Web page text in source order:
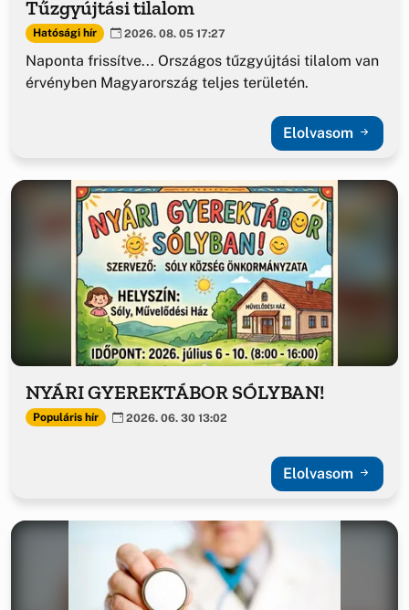
Tűzgyújtási tilalom
Hatósági hír 2026. 08. 05 17:27
Naponta frissítve... Országos tűzgyújtási tilalom van
érvényben Magyarország teljes területén.
Elolvasom
NYÁRI GYEREKTÁBOR SÓLYBAN!
Populáris hír 2026. 06. 30 13:02
Elolvasom